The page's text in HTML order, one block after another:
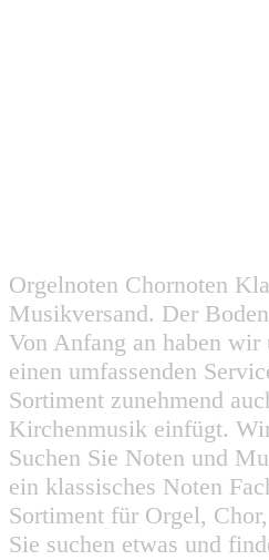
Orgelnoten Chornoten
Musikversand. Der
Von Anfang an haben
einen umfassenden
Sortiment zunehmend
Kirchenmusik einfügt.
Suchen Sie Noten und
ein klassisches Noten
Sortiment für Orgel,
Sie suchen etwas und